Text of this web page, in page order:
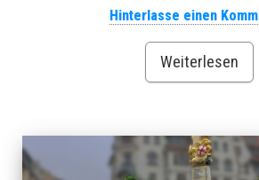
Hinterlasse einen
Weiterlesen